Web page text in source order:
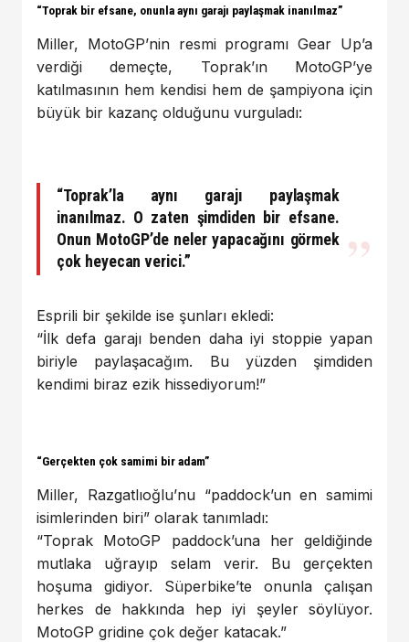
“Toprak bir efsane, onunla aynı garajı paylaşmak inanılmaz”
Miller, MotoGP’nin resmi programı Gear Up’a
verdiği demeçte, Toprak’ın MotoGP’ye
katılmasının hem kendisi hem de şampiyona için
büyük bir kazanç olduğunu vurguladı:
“Toprak’la aynı garajı paylaşmak
inanılmaz. O zaten şimdiden bir efsane.
Onun MotoGP’de neler yapacağını görmek
çok heyecan verici.”
Esprili bir şekilde ise şunları ekledi:
“İlk defa garajı benden daha iyi stoppie yapan
biriyle paylaşacağım. Bu yüzden şimdiden
kendimi biraz ezik hissediyorum!”
“Gerçekten çok samimi bir adam”
Miller, Razgatlıoğlu’nu “paddock’un en samimi
isimlerinden biri” olarak tanımladı:
“Toprak MotoGP paddock’una her geldiğinde
mutlaka uğrayıp selam verir. Bu gerçekten
hoşuma gidiyor. Süperbike’te onunla çalışan
herkes de hakkında hep iyi şeyler söylüyor.
MotoGP gridine çok değer katacak.”